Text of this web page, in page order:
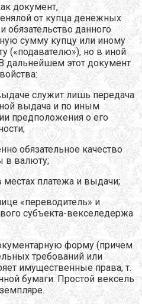
документ,
от купца денежных
обязательство данного
сумму купцу или иному
(«подавателю»), но в иной
дальнейшем этот документ
служит лишь передача
выдача и по иным
предположения о его
обязательное качество
в валюту;
местах платежа и выдачи;
«переводитель» и
субъекта-векселедержа
форму (причем
требований или
имущественные права, т.
бумаги. Простой вексель